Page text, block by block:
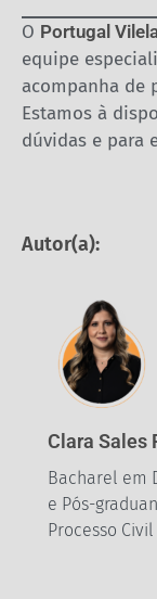
O Portugal
equipe
acompanha de
Estamos à
dúvidas e para
Autor(a):
Clara Sales
Bacharel em
e Pós-
Processo